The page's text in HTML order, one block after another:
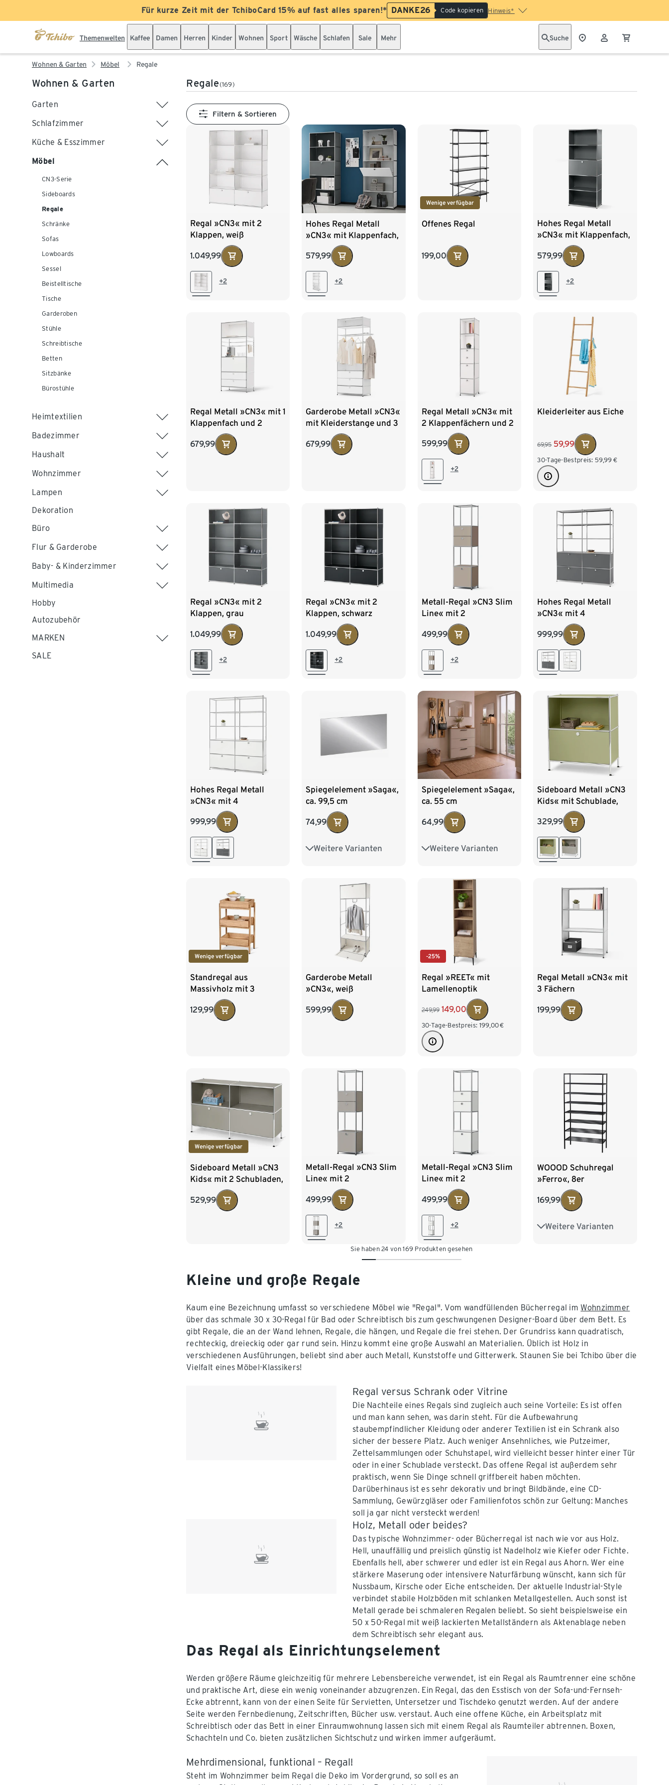
Für kurze Zeit mit der TchiboCard 15% auf fast alles sparen!* DANKE26 Code kopieren Hinweis*
Themenwelten Kaffee Damen Herren Kinder Wohnen Sport Wäsche Schlafen Sale Mehr Suche
Wohnen & Garten Möbel Regale
Wohnen & Garten
Garten
Schlafzimmer
Küche & Esszimmer
Möbel
CN3-Serie
Sideboards
Regale
Schränke
Sofas
Lowboards
Sessel
Beistelltische
Tische
Garderoben
Stühle
Schreibtische
Betten
Sitzbänke
Bürostühle
Heimtextilien
Badezimmer
Haushalt
Wohnzimmer
Lampen
Dekoration
Büro
Flur & Garderobe
Baby- & Kinderzimmer
Multimedia
Hobby
Autozubehör
MARKEN
SALE
Regale(169)
Filtern & Sortieren
Regal »CN3« mit 2
Klappen, weiß
1.049,99
+2
Hohes Regal Metall
»CN3« mit Klappenfach,
579,99
+2
Wenige verfügbar
Offenes Regal
199,00
Hohes Regal Metall
»CN3« mit Klappenfach,
579,99
+2
Regal Metall »CN3« mit 1
Klappenfach und 2
Schubladen
679,99
Garderobe Metall »CN3«
mit Kleiderstange und 3
Schubladen
679,99
Regal Metall »CN3« mit
2 Klappenfächern und 2
Schubladen, weiß
599,99
+2
Kleiderleiter aus Eiche
69,95 59,99
30-Tage-Bestpreis: 59,99 €
Regal »CN3« mit 2
Klappen, grau
1.049,99
+2
Regal »CN3« mit 2
Klappen, schwarz
1.049,99
+2
Metall-Regal »CN3 Slim
Line« mit 2
versetzbaren
Schubladen und 1
versetzbaren Klappe,
taupe
499,99
+2
Hohes Regal Metall
»CN3« mit 4
Klappenfächern, grau
999,99
Hohes Regal Metall
»CN3« mit 4
Klappenfächern, weiß
999,99
Spiegelelement »Saga«,
ca. 99,5 cm
74,99
Weitere Varianten
Ca. 55 cm
Spiegelelement »Saga«,
ca. 55 cm
64,99
Weitere Varianten
Ca. 99,5 cm
Sideboard Metall »CN3
Kids« mit Schublade,
pistazie
329,99
Wenige verfügbar
Standregal aus
Massivholz mit 3
Fächern
129,99
Garderobe Metall
»CN3«, weiß
599,99
-25%
Regal »REET« mit
Lamellenoptik
249,99 149,00
30-Tage-Bestpreis: 199,00€
Regal Metall »CN3« mit
3 Fächern
199,99
Wenige verfügbar
Sideboard Metall »CN3
Kids« mit 2 Schubladen,
hellgrau
529,99
Metall-Regal »CN3 Slim
Line« mit 2
versetzbaren
Schubladen und 1
versetzbaren Klappe,
hellgrau
499,99
+2
Metall-Regal »CN3 Slim
Line« mit 2
versetzbaren
Schubladen und 1
versetzbaren Klappe,
weiß
499,99
+2
WOOOD Schuhregal
»Ferro«, 8er
169,99
Weitere Varianten
2 Regalböden
Sie haben 24 von 169 Produkten gesehen
Kleine und große Regale
Kaum eine Bezeichnung umfasst so verschiedene Möbel wie "Regal". Vom wandfüllenden Bücherregal im Wohnzimmer
über das schmale 30 x 30-Regal für Bad oder Schreibtisch bis zum geschwungenen Designer-Board über dem Bett. Es
gibt Regale, die an der Wand lehnen, Regale, die hängen, und Regale die frei stehen. Der Grundriss kann quadratisch,
rechteckig, dreieckig oder gar rund sein. Hinzu kommt eine große Auswahl an Materialien. Üblich ist Holz in
verschiedenen Ausführungen, beliebt sind aber auch Metall, Kunststoffe und Gitterwerk. Staunen Sie bei Tchibo über die
Vielfalt eines Möbel-Klassikers!
Regal versus Schrank oder Vitrine
Die Nachteile eines Regals sind zugleich auch seine Vorteile: Es ist offen
und man kann sehen, was darin steht. Für die Aufbewahrung
staubempfindlicher Kleidung oder anderer Textilien ist ein Schrank also
sicher der bessere Platz. Auch weniger Ansehnliches, wie Putzeimer,
Zettelsammlungen oder Schuhstapel, wird vielleicht besser hinter einer Tür
oder in einer Schublade versteckt. Das offene Regal ist außerdem sehr
praktisch, wenn Sie Dinge schnell griffbereit haben möchten.
Darüberhinaus ist es sehr dekorativ und bringt Bildbände, eine CD-
Sammlung, Gewürzgläser oder Familienfotos schön zur Geltung: Manches
soll ja gar nicht versteckt werden!
Holz, Metall oder beides?
Das typische Wohnzimmer- oder Bücherregal ist nach wie vor aus Holz.
Hell, unauffällig und preislich günstig ist Nadelholz wie Kiefer oder Fichte.
Ebenfalls hell, aber schwerer und edler ist ein Regal aus Ahorn. Wer eine
stärkere Maserung oder intensivere Naturfärbung wünscht, kann sich für
Nussbaum, Kirsche oder Eiche entscheiden. Der aktuelle Industrial-Style
verbindet stabile Holzböden mit schlanken Metallgestellen. Auch sonst ist
Metall gerade bei schmaleren Regalen beliebt. So sieht beispielsweise ein
50 x 50-Regal mit weiß lackierten Metallständern als Aktenablage neben
dem Schreibtisch sehr elegant aus.
Das Regal als Einrichtungselement
Werden größere Räume gleichzeitig für mehrere Lebensbereiche verwendet, ist ein Regal als Raumtrenner eine schöne
und praktische Art, diese ein wenig voneinander abzugrenzen. Ein Regal, das den Esstisch von der Sofa-und-Fernseh-
Ecke abtrennt, kann von der einen Seite für Servietten, Untersetzer und Tischdeko genutzt werden. Auf der andere
Seite werden Fernbedienung, Zeitschriften, Bücher usw. verstaut. Auch eine offene Küche, ein Arbeitsplatz mit
Schreibtisch oder das Bett in einer Einraumwohnung lassen sich mit einem Regal als Raumteiler abtrennen. Boxen,
Schachteln und Co. bieten zusätzlichen Sichtschutz und wirken immer aufgeräumt.
Mehrdimensional, funktional – Regal!
Steht im Wohnzimmer beim Regal die Deko im Vordergrund, so soll es an